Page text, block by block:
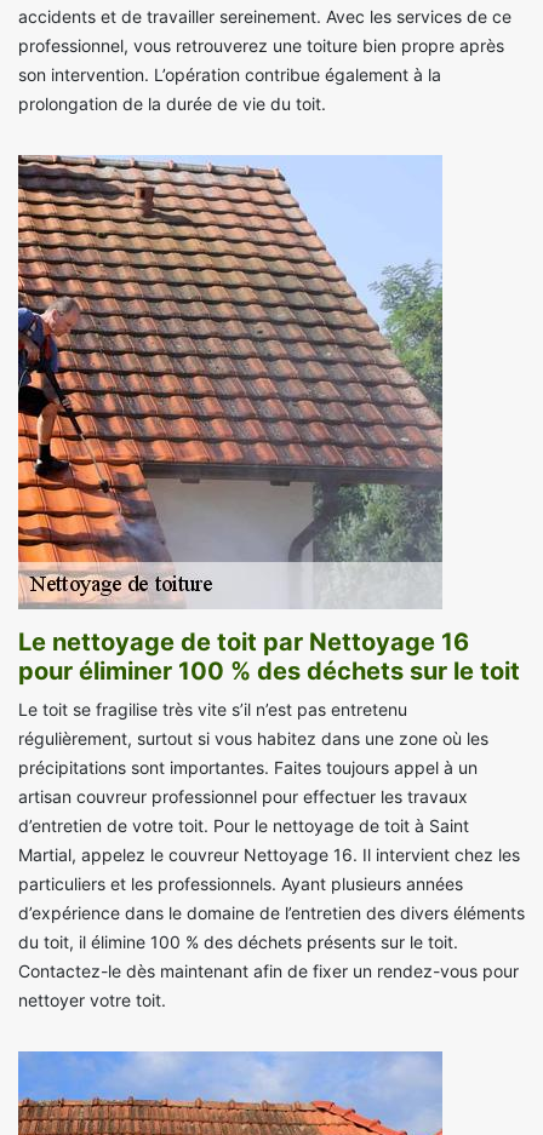
accidents et de travailler sereinement. Avec les services de ce
professionnel, vous retrouverez une toiture bien propre après
son intervention. L’opération contribue également à la
prolongation de la durée de vie du toit.
Le nettoyage de toit par Nettoyage 16
pour éliminer 100 % des déchets sur le toit
Le toit se fragilise très vite s’il n’est pas entretenu
régulièrement, surtout si vous habitez dans une zone où les
précipitations sont importantes. Faites toujours appel à un
artisan couvreur professionnel pour effectuer les travaux
d’entretien de votre toit. Pour le nettoyage de toit à Saint
Martial, appelez le couvreur Nettoyage 16. Il intervient chez les
particuliers et les professionnels. Ayant plusieurs années
d’expérience dans le domaine de l’entretien des divers éléments
du toit, il élimine 100 % des déchets présents sur le toit.
Contactez-le dès maintenant afin de fixer un rendez-vous pour
nettoyer votre toit.